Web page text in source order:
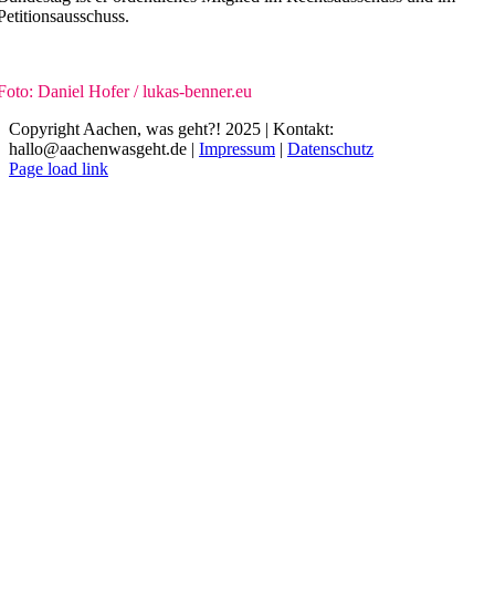
Daniel Hofer / lukas-benner.eu
Copyright Aachen, was geht?! 2025 | Kontakt:
hallo@aachenwasgeht.de | Impressum | Datenschutz
Instagram
LinkedIn
Tiktok
YouTube
Page load link